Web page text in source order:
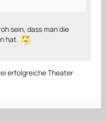
sein, dass man die
hat.
erfolgreiche Theater